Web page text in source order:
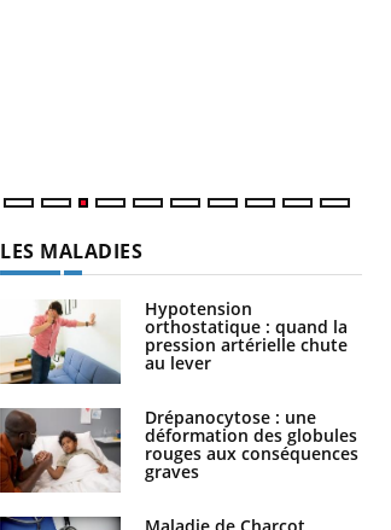
LES MALADIES
Hypotension
orthostatique : quand la
pression artérielle chute
au lever
Drépanocytose : une
déformation des globules
rouges aux conséquences
graves
Maladie de Charcot